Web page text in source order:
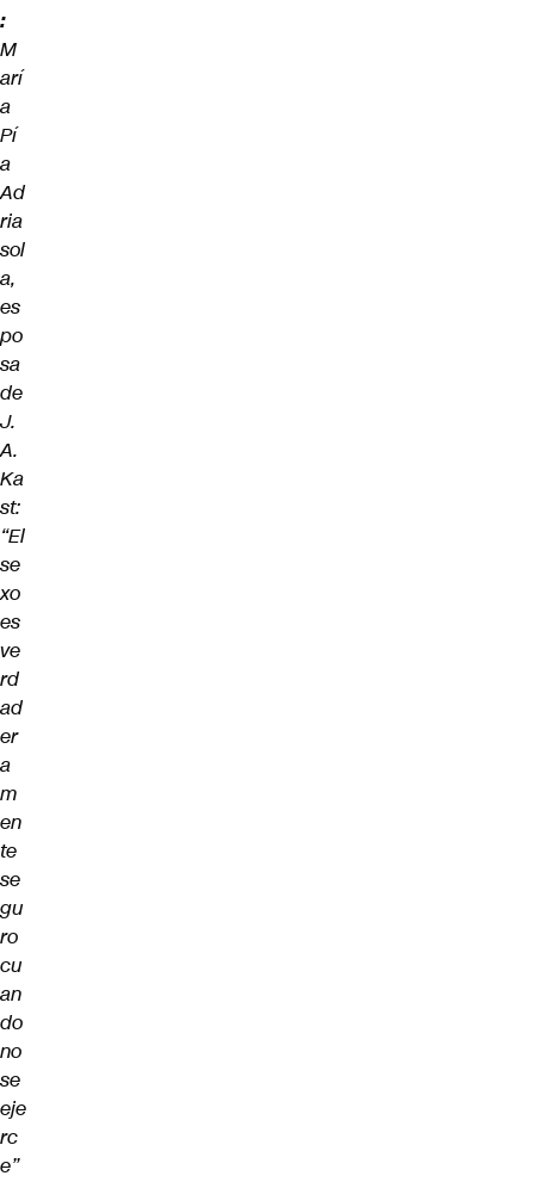
:
M
arí
a
Pí
a
Ad
ria
sol
a,
es
po
sa
de
J.
A.
Ka
st:
“El
se
xo
es
ve
rd
ad
er
a
m
en
te
se
gu
ro
cu
an
do
no
se
eje
rc
e”